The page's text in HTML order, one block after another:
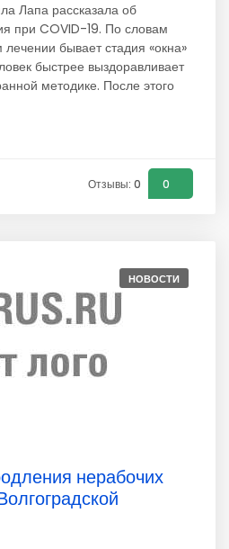
Лапа рассказала об
при COVID-19. По словам
бывает стадия «окна»
быстрее выздоравливает
методике. После этого
Отзывы: 0 0
НОВОСТИ
нерабочих